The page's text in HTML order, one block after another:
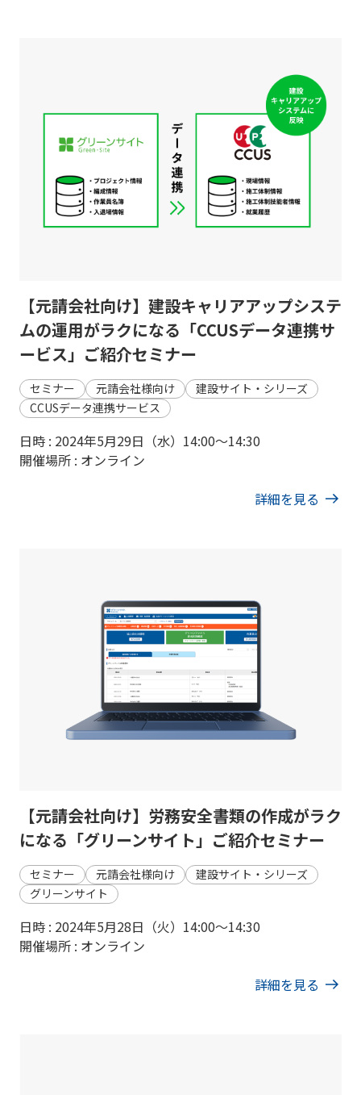
【元請会社向け】建設キャリアアップシステ
ムの運用がラクになる「CCUSデータ連携サ
ービス」ご紹介セミナー
セミナー 元請会社様向け
建設サイト・シリーズ
CCUSデータ連携サービス
日時 : 2024年5月29日（水）14:00〜14:30
開催場所 : オンライン
詳細を見る
【元請会社向け】労務安全書類の作成がラク
になる「グリーンサイト」ご紹介セミナー
セミナー 元請会社様向け
建設サイト・シリーズ
グリーンサイト
日時 : 2024年5月28日（火）14:00〜14:30
開催場所 : オンライン
詳細を見る